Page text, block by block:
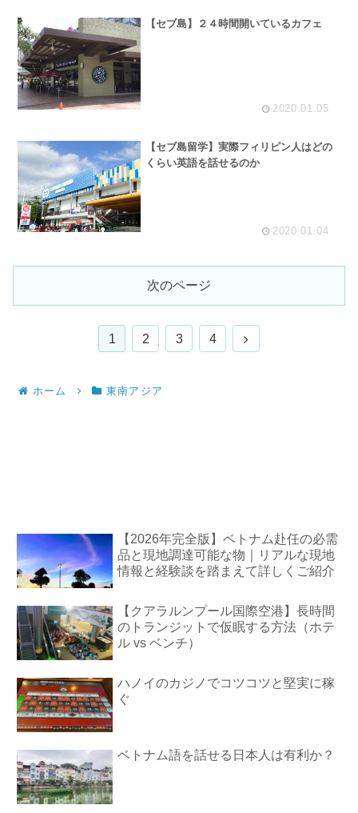
【セブ島】２４時間開いているカフェ
2020.01.05
【セブ島留学】実際フィリピン人はどの
くらい英語を話せるのか
2020.01.04
次のページ
1 2 3 4
次
ホーム 東南アジア
【2026年完全版】ベトナム赴任の必需
品と現地調達可能な物｜リアルな現地
情報と経験談を踏まえて詳しくご紹介
【クアラルンプール国際空港】長時間
のトランジットで仮眠する方法（ホテ
ル vs ベンチ）
ハノイのカジノでコツコツと堅実に稼
ぐ
ベトナム語を話せる日本人は有利か？